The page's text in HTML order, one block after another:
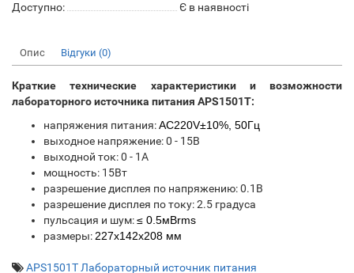
Доступно:
Є в наявності
Опис Відгуки (0)
Краткие технические характеристики и возможности
лабораторного источника питания APS1501T:
напряжения питания:AC220V±10%, 50Гц
выходное напряжение: 0 - 15В
выходной ток: 0 - 1А
мощность: 15Вт
разрешение дисплея по напряжению: 0.1В
разрешение дисплея по току: 2.5 градуса
пульсация и шум:≤ 0.5мВrms
размеры: 227x142x208 мм
APS1501T Лабораторный источник питания